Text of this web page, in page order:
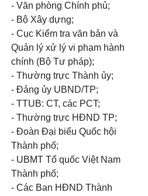
- Văn phòng Chính phủ;
- Bộ Xây dựng;
- Cục Kiểm tra văn bản và
Quản lý xử lý vi phạm hành
chính (Bộ Tư pháp);
- Thường trực Thành ủy;
- Đảng ủy UBND/TP;
- TTUB: CT, các PCT;
- Thường trực HĐND TP;
- Đoàn Đại biểu Quốc hội
Thành phố;
- UBMT Tổ quốc Việt Nam
Thành phố;
- Các Ban HĐND Thành